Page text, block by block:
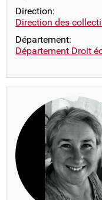
Direction:
Direction des
Département:
Département Droit